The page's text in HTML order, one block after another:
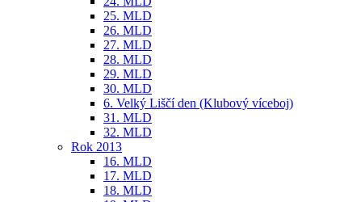
25. MLD
26. MLD
27. MLD
28. MLD
29. MLD
30. MLD
6. Velký Liščí den (Klubový víceboj)
31. MLD
32. MLD
Rok 2013
16. MLD
17. MLD
18. MLD